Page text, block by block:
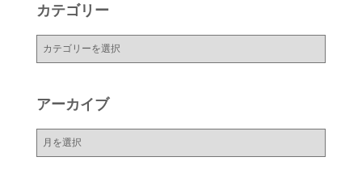
カテゴリー
ー
アーカイブ
ー